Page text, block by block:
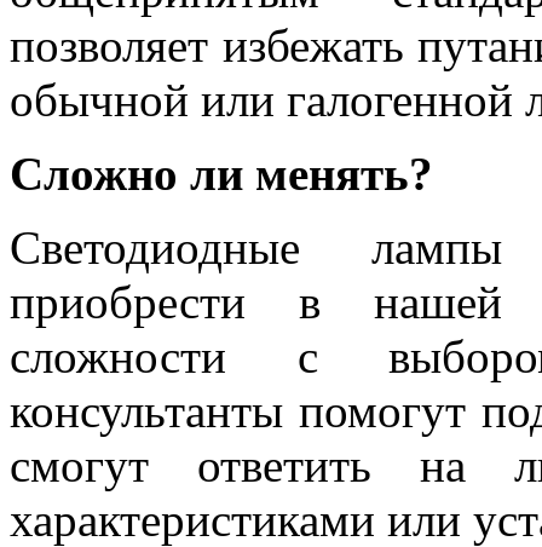
позволяет избежать
обычной или галогенной
Сложно ли менять?
Светодиодные
приобрести в нашей
сложности с
консультанты помогут
смогут ответить на
характеристиками или